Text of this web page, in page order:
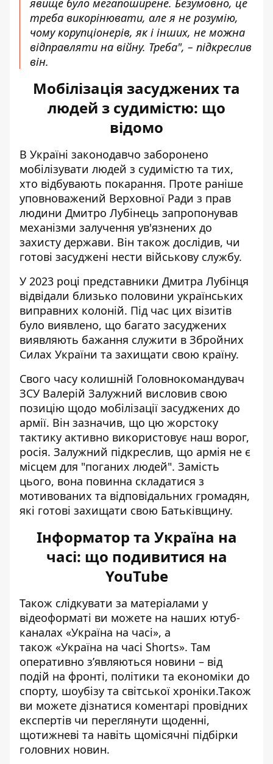
явище було мегапоширене. Безумовно, це
треба викорінювати, але я не розумію,
чому корупціонерів, як і інших, не можна
відправляти на війну. Треба", – підкреслив
він.
Мобілізація засуджених та
людей з судимістю: що
відомо
В Україні законодавчо заборонено
мобілізувати людей з судимістю та тих,
хто відбувають покарання. Проте раніше
уповноважений Верховної Ради з прав
людини Дмитро Лубінець запропонував
механізми залучення ув'язнених до
захисту держави. Він також дослідив, чи
готові засуджені нести військову службу.
У 2023 році представники Дмитра Лубінця
відвідали близько половини українських
виправних колоній. Під час цих візитів
було виявлено, що багато засуджених
виявляють бажання служити в Збройних
Силах України та захищати свою країну.
Свого часу колишній Головнокомандувач
ЗСУ Валерій Залужний висловив свою
позицію щодо мобілізації засуджених до
армії. Він зазначив, що цю жорстоку
тактику активно використовує наш ворог,
росія. Залужний підкреслив, що армія не є
місцем для "поганих людей". Замість
цього, вона повинна складатися з
мотивованих та відповідальних громадян,
які готові захищати свою Батьківщину.
Інформатор та Україна на
часі: що подивитися на
YouTube
Також слідкувати за матеріалами у
відеоформаті ви можете на наших ютуб-
каналах «Україна на часі», а
також «Україна на часі Shorts». Там
оперативно зʼявляються новини – від
подій на фронті, політики та економіки до
спорту, шоубізу та світської хроніки.Також
ви можете дізнатися коментарі провідних
експертів чи переглянути щоденні,
щотижневі та навіть щомісячні підбірки
головних новин.